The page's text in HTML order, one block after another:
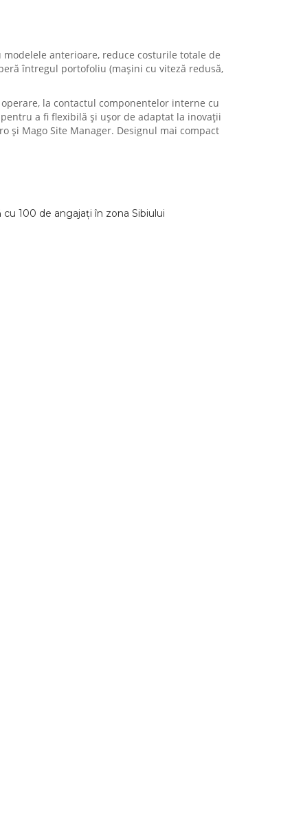
anterioare, reduce costurile totale de
întregul portofoliu (mașini cu viteză redusă,
la contactul componentelor interne cu
a fi flexibilă și ușor de adaptat la inovații
și Mago Site Manager. Designul mai compact
100 de angajați în zona Sibiului